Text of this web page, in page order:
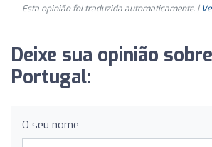
Esta opinião foi traduzida automaticamente. |
Deixe sua opinião
Portugal:
O seu nome